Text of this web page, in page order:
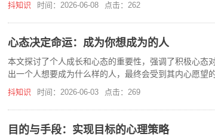
抖知识 时间：2026-06-08 点击：262
心态决定命运：成为你想成为的人
本文探讨了个人成长和心态的重要性，强调了积极心态
出一个人想要成为什么样的人，最终会受到其内心愿望
坚强，不被负面情绪所影响。
抖知识 时间：2026-06-03 点击：269
目的与手段：实现目标的心理策略